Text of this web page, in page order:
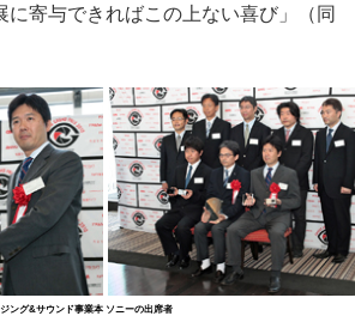
に寄与できればこの上ない喜び」（同
ング&サウンド事業本 ソニーの出席者